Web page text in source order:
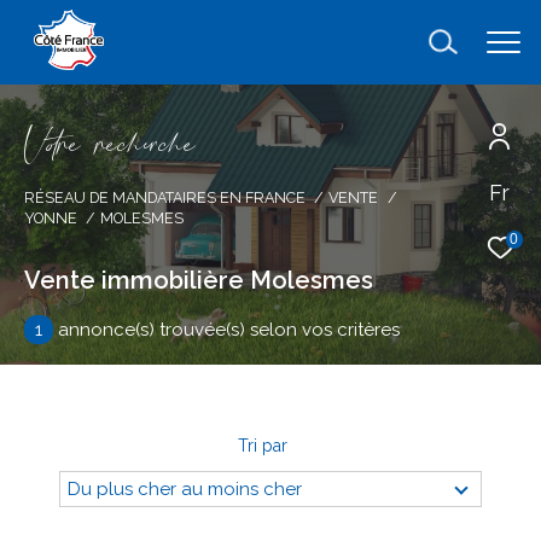
Fr
0
Vore recece
RÉSEAU DE MANDATAIRES EN FRANCE
VENTE
YONNE
MOLESMES
Vente immobilière Molesmes
1 annonce(s) trouvée(s) selon vos critères
Tri par
Du plus cher au moins cher
Effectuer une recherche
et trouver le bien qui correspond à vos
critères
Type
d'offre
Vente
Ville